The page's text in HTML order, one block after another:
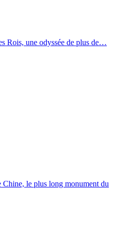
Rois, une odyssée de plus de…
le plus long monument du